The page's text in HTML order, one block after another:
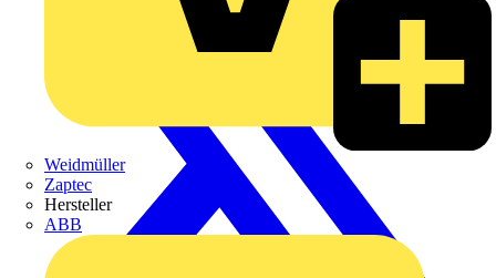
Weidmüller
Zaptec
Hersteller
ABB